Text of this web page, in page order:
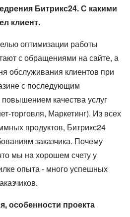
Битрикс24. С какими
клиент.
оптимизации работы
с обращениями на сайте, а
обслуживания клиентов при
с последующим
качества услуг
торговля, Маркетинг). Из всех
продуктов, Битрикс24
заказчика. Почему
мы на хорошем счету у
опыта - много успешных
особенности проекта